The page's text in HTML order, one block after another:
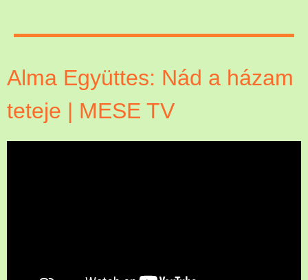
Alma Együttes: Nád a házam
teteje | MESE TV